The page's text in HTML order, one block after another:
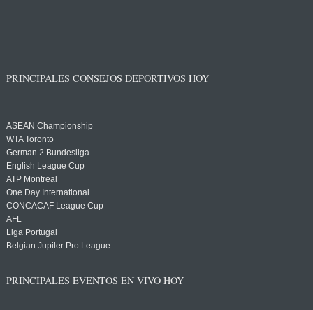
PRINCIPALES CONSEJOS DEPORTIVOS HOY
ASEAN Championship
WTA Toronto
German 2 Bundesliga
English League Cup
ATP Montreal
One Day International
CONCACAF League Cup
AFL
Liga Portugal
Belgian Jupiler Pro League
PRINCIPALES EVENTOS EN VIVO HOY